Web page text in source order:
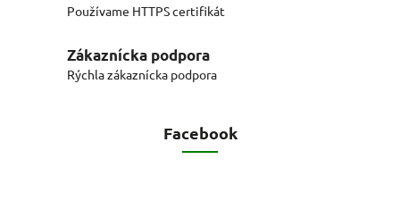
Používame HTTPS certifikát
Zákaznícka podpora
Rýchla zákaznícka podpora
Facebook